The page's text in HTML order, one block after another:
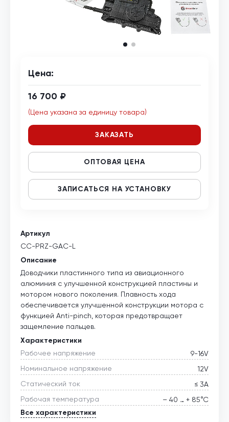
Артикул
CC-PRZ-GAC-L
Описание
Доводчики пластинного типа из авиационного
алюминия с улучшенной конструкцией пластины и
мотором нового поколения. Плавность хода
обеспечивается улучшенной конструкции мотора с
функцией Anti-pinch, которая предотвращает
защемление пальцев.
Характеристики
Рабочее напряжение
9-16V
Номинальное напряжение
12V
Статический ток
≤ 3А
Рабочая температура
– 40 … + 85°С
Все характеристики
Цена:
16 700 ₽
(Цена указана за единицу товара)
ЗАКАЗАТЬ
ОПТОВАЯ ЦЕНА
ЗАПИСАТЬСЯ НА УСТАНОВКУ